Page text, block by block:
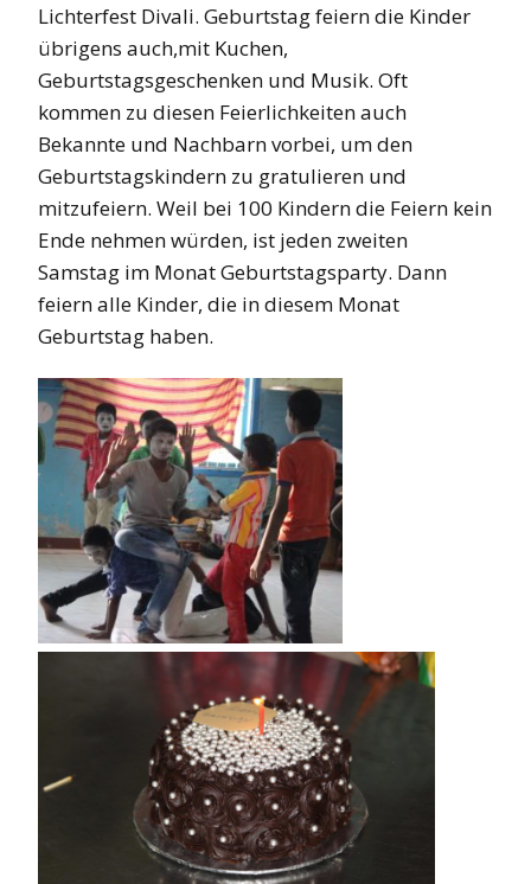
Lichterfest Divali. Geburtstag feiern die Kinder
übrigens auch,mit Kuchen,
Geburtstagsgeschenken und Musik. Oft
kommen zu diesen Feierlichkeiten auch
Bekannte und Nachbarn vorbei, um den
Geburtstagskindern zu gratulieren und
mitzufeiern. Weil bei 100 Kindern die Feiern kein
Ende nehmen würden, ist jeden zweiten
Samstag im Monat Geburtstagsparty. Dann
feiern alle Kinder, die in diesem Monat
Geburtstag haben.